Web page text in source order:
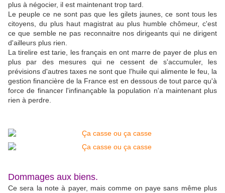
plus à négocier, il est maintenant trop tard.
Le peuple ce ne sont pas que les gilets jaunes, ce sont tous les
citoyens, du plus haut magistrat au plus humble chômeur, c'est
ce que semble ne pas reconnaitre nos dirigeants qui ne dirigent
d'ailleurs plus rien.
La tirelire est tarie, les français en ont marre de payer de plus en
plus par des mesures qui ne cessent de s'accumuler, les
prévisions d'autres taxes ne sont que l'huile qui alimente le feu, la
gestion financière de la France est en dessous de tout parce qu'à
force de financer l'infinançable la population n'a maintenant plus
rien à perdre.
Dommages aux biens.
Ce sera la note à payer, mais comme on paye sans même plus